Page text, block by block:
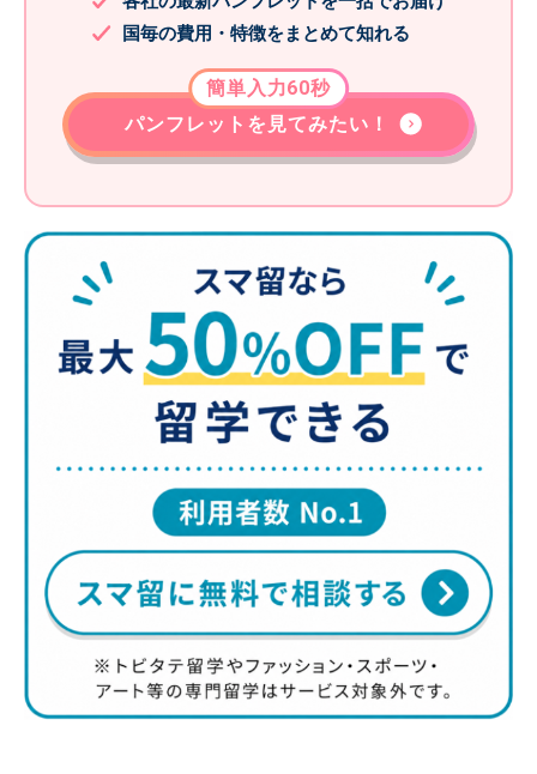
国毎の費用・特徴をまとめて知れる
パンフレットを見てみたい！
簡単入力60秒